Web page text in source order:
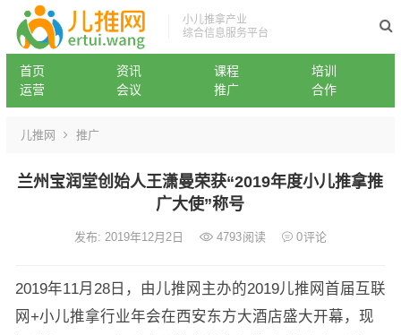
小儿推拿产业
综合信息服务平台
首页 资讯 课程
培训
运营
会议 推广 合作
儿推网 推广
兰州宝润堂创始人王潇曼荣获“2019年度小儿推拿推
广大使”称号
发布: 2019年12月2日 4793阅读 0评论
2019年11月28日，由儿推网主办的2019儿推网首届互联
网+小儿推拿行业年会在西安东方大酒店盛大开幕，现